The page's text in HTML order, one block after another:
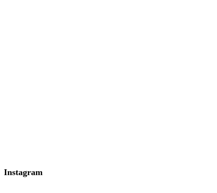
Instagram